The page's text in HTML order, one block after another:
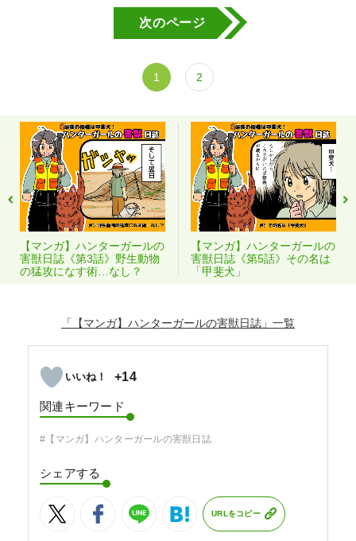
次のページ
1 2
【マンガ】ハンターガールの
害獣日誌《第3話》野生動物
の猛攻になす術…なし？
【マンガ】ハンターガールの
害獣日誌《第5話》その名は
「甲斐犬」
「【マンガ】ハンターガールの害獣日誌」
+14
関連キーワード
#【マンガ】ハンターガールの害獣日誌
シェアする
URLをコピー